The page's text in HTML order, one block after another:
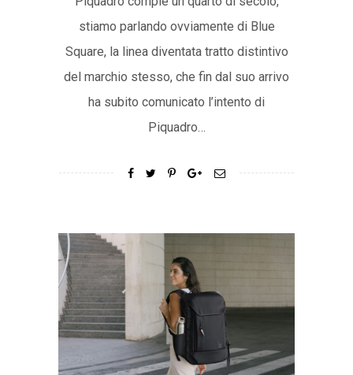
stiamo parlando ovviamente di Blue
Square, la linea diventata tratto distintivo
del marchio stesso, che fin dal suo arrivo
ha subito comunicato l’intento di
Piquadro…